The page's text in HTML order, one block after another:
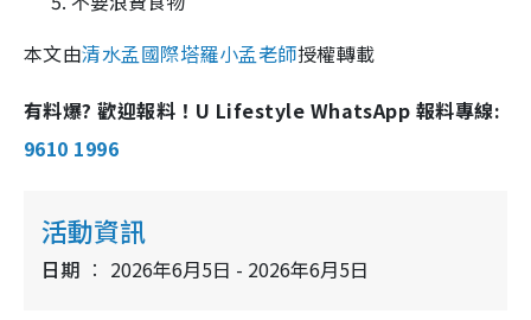
本文由清水孟國際塔羅小孟老師授權轉載
有料爆? 歡迎報料！U Lifestyle WhatsApp 報料專線:
9610 1996
活動資訊
日期 2026年6月5日 - 2026年6月5日